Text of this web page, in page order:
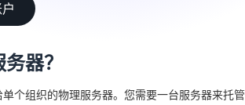
器？
个组织的物理服务器。您需要一台服务器来托管